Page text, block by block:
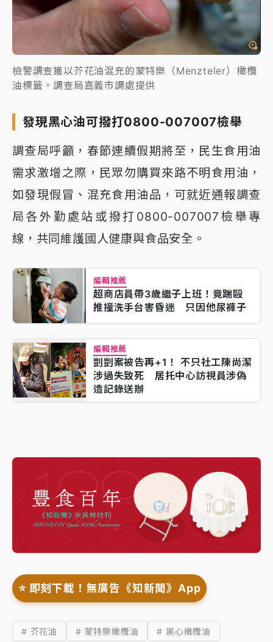
檢警調查獲以芥花油混充的蒙特樂（Menzteler）橄欖
油標籤。調查局嘉義市調處提供
發現黑心油可撥打0800-007007檢舉
調查局呼籲，春節連續假期將至，民生食用油
需求激增之際，民眾勿購買來路不明食用油，
如發現假冒、混充食用油品，可就近通報調查
局各外勤處站或撥打0800-007007檢舉專
線，共同維護國人健康與食品安全。
編輯推薦
超商店員帶3歲繼子上班！竟踹毆
推撞洗手台害昏迷 只因他尿褲子
編輯推薦
剴剴案被告再+1！ 不只社工陳尚潔
涉過失致死 居托中心訪視員涉偽
造記錄送辦
⭐️ 即刻下載！無廣告《知新聞》App
# 芥花油 # 蒙特樂橄欖油 # 黑心橄欖油